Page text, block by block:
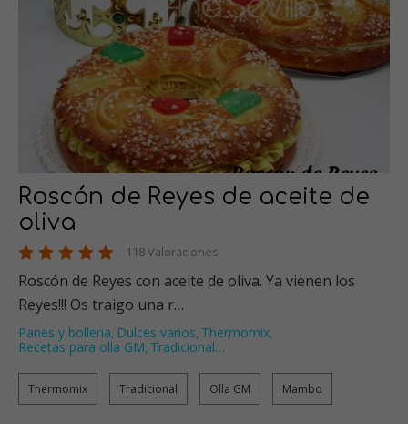
Roscón de Reyes de aceite de
oliva
118 Valoraciones
Roscón de Reyes con aceite de oliva. Ya vienen los
Reyes!!! Os traigo una r…
Panes y bolleria, Dulces varios, Thermomix,
Recetas para olla GM, Tradicional…
Thermomix Tradicional Olla GM Mambo